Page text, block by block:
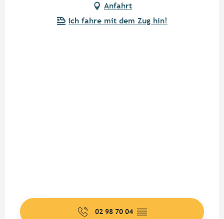
Anfahrt
Ich fahre mit dem Zug hin!
02 98 70 04 ▒▒